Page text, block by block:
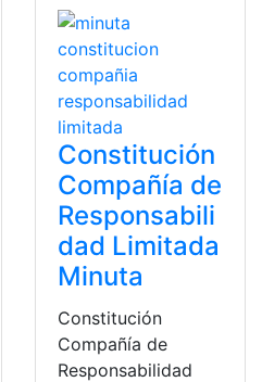
Constitución
Compañía de
Responsabili
dad Limitada
Minuta
Constitución
Compañía de
Responsabilidad